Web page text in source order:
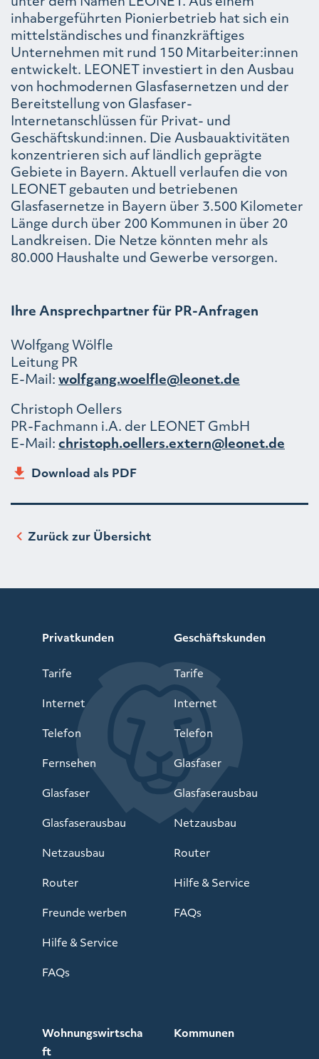
inhabergeführten Pionierbetrieb hat sich ein
mittelständisches und finanzkräftiges
Unternehmen mit rund 150 Mitarbeiter:innen
entwickelt. LEONET investiert in den Ausbau
von hochmodernen Glasfasernetzen und der
Bereitstellung von Glasfaser-
Internetanschlüssen für Privat- und
Geschäftskund:innen. Die Ausbauaktivitäten
konzentrieren sich auf ländlich geprägte
Gebiete in Bayern. Aktuell verlaufen die von
LEONET gebauten und betriebenen
Glasfasernetze in Bayern über 3.500 Kilometer
Länge durch über 200 Kommunen in über 20
Landkreisen. Die Netze könnten mehr als
80.000 Haushalte und Gewerbe versorgen.
Ihre Ansprechpartner für PR-Anfragen
Wolfgang Wölfle
Leitung PR
E-Mail: wolfgang.woelfle@leonet.de
Christoph Oellers
PR-Fachmann i.A. der LEONET GmbH
E-Mail: christoph.oellers.extern@leonet.de
Download als PDF
Zurück zur Übersicht
Privatkunden
Tarife
Internet
Telefon
Fernsehen
Glasfaser
Glasfaserausbau
Netzausbau
Router
Freunde werben
Hilfe & Service
FAQs
Geschäftskunden
Tarife
Internet
Telefon
Glasfaser
Glasfaserausbau
Netzausbau
Router
Hilfe & Service
FAQs
Wohnungswirtscha
ft
Kommunen